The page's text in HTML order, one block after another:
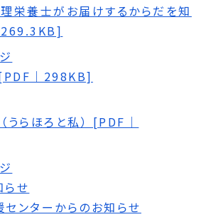
栄養士がお届けするからだを知
｜298KB]
うらほろと私） [PDF｜
せ
ンターからのお知らせ